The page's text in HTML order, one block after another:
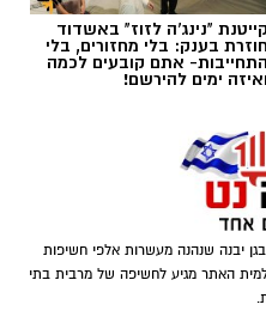
קייטנת "נינג'ה לזוז" באשדוד
חוזרת בענק: בלי מחזורים, בלי
התחייבות- אתם קובעים לכמה
ואיזה ימים להירשם!
יבנה שנהנה מעשרות אלפי חשיפות
האתר מגיע לחשיפה של מרבית בתי